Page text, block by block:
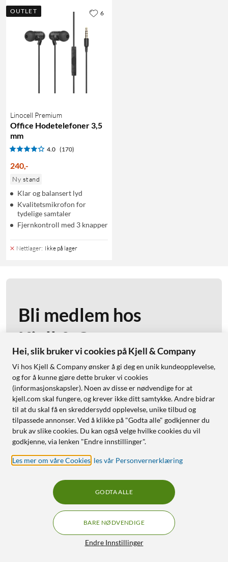
OUTLET
Linocell Premium
Office Hodetelefoner 3,5
mm
4.0 (170)
240,-
Ny stand
Klar og balansert lyd
Kvalitetsmikrofon for
tydelige samtaler
Fjernkontroll med 3 knapper
Nettlager: Ikke på lager
6
Bli medlem hos
Kjell & Company
du handler og 100 dagers åpent kjøp. Medlemskapet ditt
er helt digitalt – praktisk og kortløst!
Les mer om medlemskapet
BLI MEDLEM
Kundeservice
Hei, slik bruker vi cookies på Kjell & Company
Vi hos Kjell & Company ønsker å gi deg en unik kundeopplevelse,
og for å kunne gjøre dette bruker vi cookies
(informasjonskapsler). Noen av disse er nødvendige for at
kjell.com skal fungere, og krever ikke ditt samtykke. Andre bidrar
til at du skal få en skreddersydd opplevelse, unike tilbud og
tilpassede annonser. Ved å klikke på "Godta alle" godkjenner du
bruk av slike cookies. Du kan også velge hvilke cookies du vil
godkjenne, via lenken "Endre innstillinger".
Les mer om våre Cookies les vår Personvernerklæring
Endre Innstillinger
BARE NØDVENDIGE
GODTA ALLE